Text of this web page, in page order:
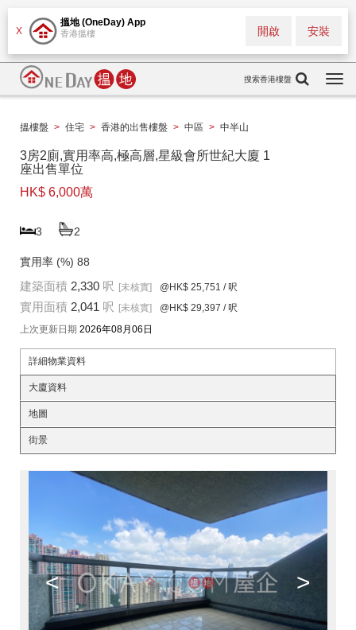
X
搵地 (OneDay) App
香港搵樓 安裝
開啟
搜索香港樓盤
搵樓盤 > 住宅 > 香港的出售樓盤 > 中區 > 中半山
3房2廁,實用率高,極高層,星級會所世紀大廈 1
座出售單位
HK$ 6,000萬
3 2
實用率 (%) 88
建築面積 2,330 呎 [未核實] @HK$ 25,751 / 呎
實用面積 2,041 呎 [未核實] @HK$ 29,397 / 呎
上次更新日期 2026年08月06日
詳細物業資料
大廈資料
地圖
街景
< >